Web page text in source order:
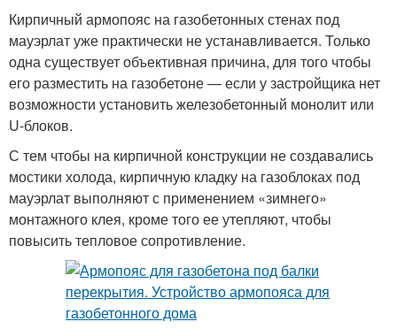
Кирпичный армопояс на газобетонных стенах под
мауэрлат уже практически не устанавливается. Только
одна существует объективная причина, для того чтобы
его разместить на газобетоне — если у застройщика нет
возможности установить железобетонный монолит или
U-блоков.
С тем чтобы на кирпичной конструкции не создавались
мостики холода, кирпичную кладку на газоблоках под
мауэрлат выполняют с применением «зимнего»
монтажного клея, кроме того ее утепляют, чтобы
повысить тепловое сопротивление.